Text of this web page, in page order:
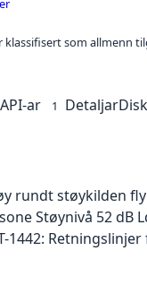
klassifisert som allmenn
ar 1 Detaljar
rundt støykilden
Støynivå 52 dB
1442: